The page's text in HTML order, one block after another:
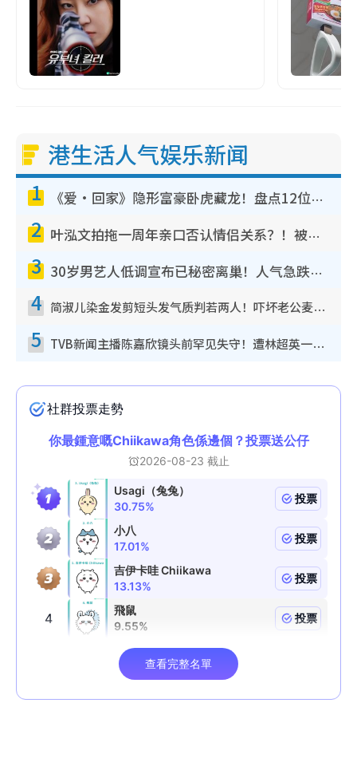
港生活人气娱乐新闻
1 《爱·回家》隐形富豪卧虎藏龙！盘点12位财气逼人的有钱艺人：这位美女3亿身家不愁做
2 叶泓文拍拖一周年亲口否认情侣关系？！被质疑感情造假竟称GM“普通同事”
3 30岁男艺人低调宣布已秘密离巢！人气急跌变失踪人口：“这几年过得并不容易”
4 简淑儿染金发剪短头发气质判若两人！吓坏老公麦大力都认不出：“你做什么？”
5 TVB新闻主播陈嘉欣镜头前罕见失守！遭林超英一句话突袭吓坏当场大笑